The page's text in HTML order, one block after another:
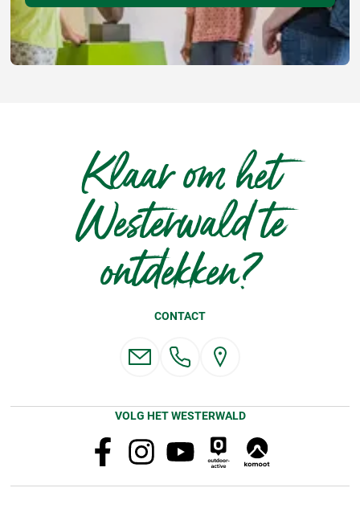
Klaar om het
Westerwald te
ontdekken?
CONTACT
VOLG HET WESTERWALD